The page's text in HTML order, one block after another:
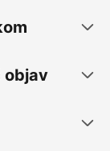
objav